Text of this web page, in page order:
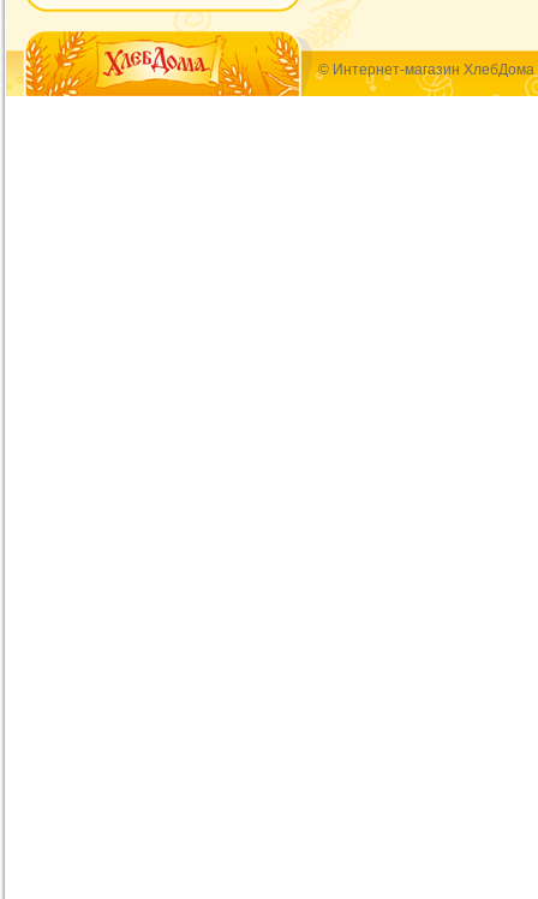
© Интернет-магазин ХлебДома